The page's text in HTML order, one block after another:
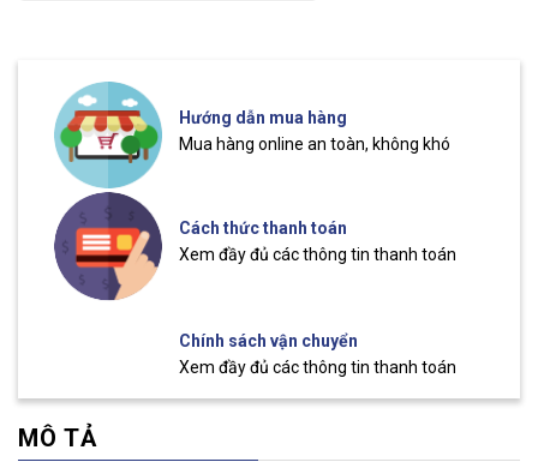
Hướng dẫn mua hàng
Mua hàng online an toàn, không khó
Cách thức thanh toán
Xem đầy đủ các thông tin thanh toán
Chính sách vận chuyển
Xem đầy đủ các thông tin thanh toán
MÔ TẢ